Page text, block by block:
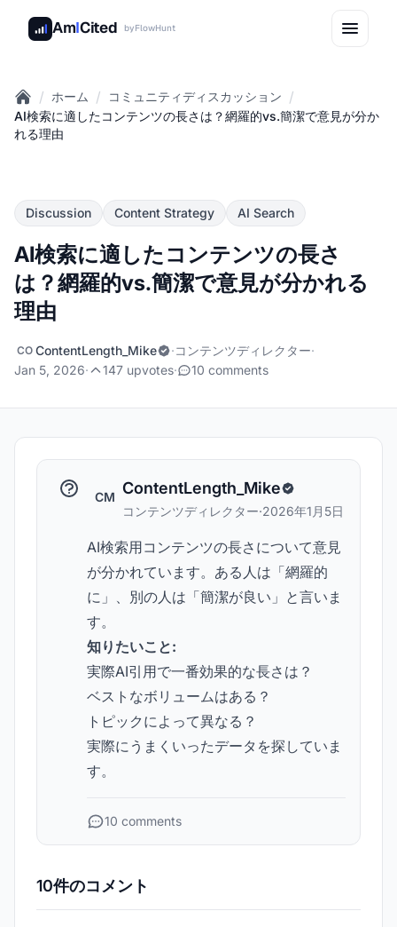
AmICited byFlowHunt
Home
/ ホーム / コミュニティディスカッション /
AI検索に適したコンテンツの長さは？網羅的vs.簡潔で意見が分か
れる理由
Discussion Content Strategy AI Search
AI検索に適したコンテンツの長さ
は？網羅的vs.簡潔で意見が分かれる
理由
CO ContentLength_Mike ·コンテンツディレクター·
Jan 5, 2026· 147 upvotes· 10 comments
CM ContentLength_Mike
コンテンツディレクター·2026年1月5日
AI検索用コンテンツの長さについて意見
が分かれています。ある人は「網羅的
に」、別の人は「簡潔が良い」と言いま
す。
知りたいこと:
実際AI引用で一番効果的な長さは？
ベストなボリュームはある？
トピックによって異なる？
実際にうまくいったデータを探していま
す。
10 comments
10件のコメント